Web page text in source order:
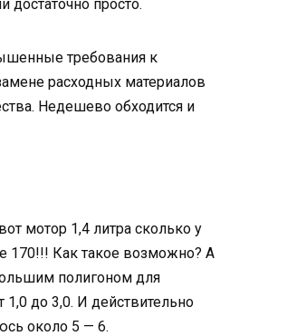
просто.
требования к
расходных материалов
Недешево обходится и
мотор 1,4 литра сколько у
170!!! Как такое возможно? А
полигоном для
до 3,0. И действительно
около 5 — 6.